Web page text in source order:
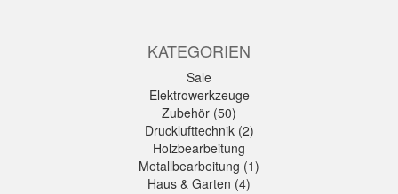
KATEGORIEN
Sale
Elektrowerkzeuge
Zubehör (50)
Drucklufttechnik (2)
Holzbearbeitung
Metallbearbeitung (1)
Haus & Garten (4)